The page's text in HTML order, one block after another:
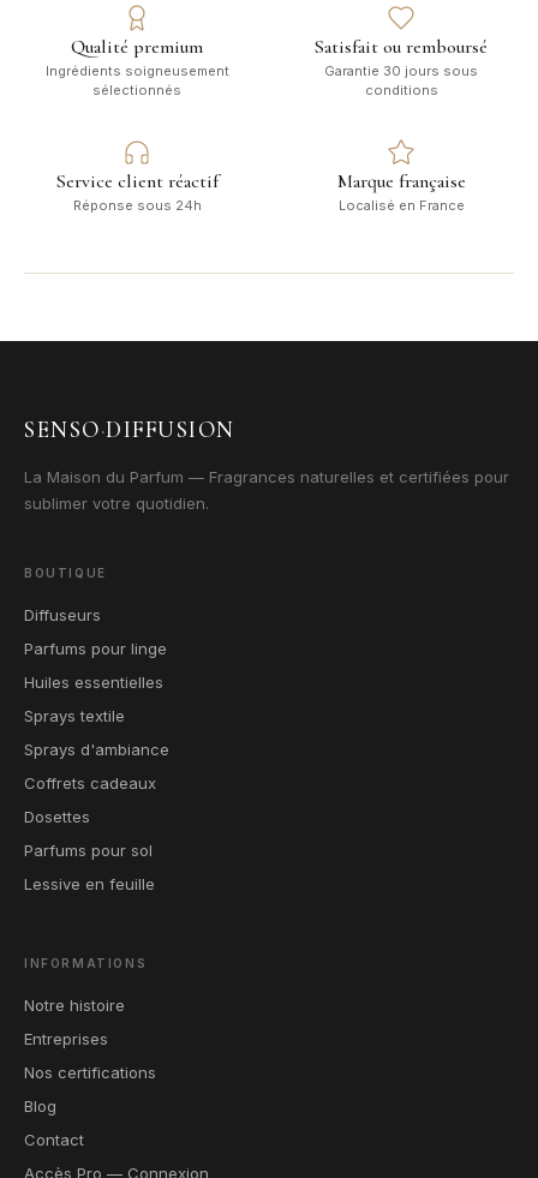
Qualité premium
Ingrédients soigneusement
sélectionnés
Satisfait ou remboursé
Garantie 30 jours sous
conditions
Service client réactif
Réponse sous 24h
Marque française
Localisé en France
SENSO·DIFFUSION
La Maison du Parfum — Fragrances naturelles et certifiées pour
sublimer votre quotidien.
BOUTIQUE
Diffuseurs
Parfums pour linge
Huiles essentielles
Sprays textile
Sprays d'ambiance
Coffrets cadeaux
Dosettes
Parfums pour sol
Lessive en feuille
INFORMATIONS
Notre histoire
Entreprises
Nos certifications
Blog
Contact
Accès Pro — Connexion